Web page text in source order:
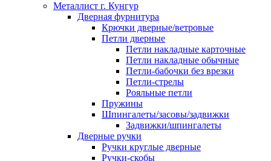
Металлист г. Кунгур
Дверная фурнитура
Крючки дверные/ветровые
Петли дверные
Петли накладные карточные
Петли накладные обычные
Петли-бабочки без врезки
Петли-стрелы
Рояльные петли
Пружины
Шпингалеты/засовы/задвижки
Задвижки/шпингалеты
Дверные ручки
Ручки круглые дверные
Ручки-скобы